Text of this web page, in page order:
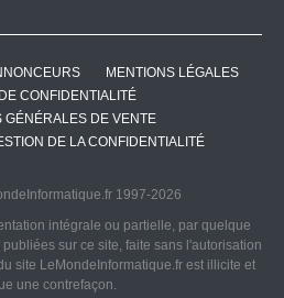
MENTIONS LÉGALES
CONFIDENTIALITÉ
GÉNÉRALES DE VENTE
DE LA CONFIDENTIALITÉ
1997-2026
intégrale ou partielle, par quelque
sur ce site, faite sans l'autorisation
site LeMondeInformatique.fr est illicite et
une contrefaçon.